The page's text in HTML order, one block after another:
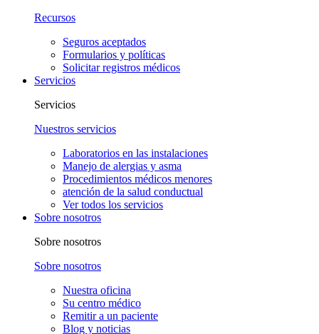
Recursos
Seguros aceptados
Formularios y políticas
Solicitar registros médicos
Servicios
Servicios
Nuestros servicios
Laboratorios en las instalaciones
Manejo de alergias y asma
Procedimientos médicos menores
atención de la salud conductual
Ver todos los servicios
Sobre nosotros
Sobre nosotros
Sobre nosotros
Nuestra oficina
Su centro médico
Remitir a un paciente
Blog y noticias